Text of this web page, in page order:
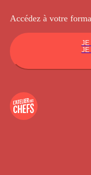
Accédez à votre
JE
JE